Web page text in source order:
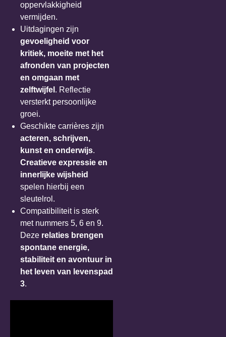
oppervlakkigheid
vermijden.
Uitdagingen zijn
gevoeligheid voor
kritiek, moeite met het
afronden van projecten
en omgaan met
zelftwijfel . Reflectie
versterkt persoonlijke
groei.
Geschikte carrières zijn
acteren, schrijven,
kunst en onderwijs.
Creatieve expressie en
innerlijke wijsheid
spelen hierbij een
sleutelrol.
Compatibiliteit is sterk
met nummers 5, 6 en 9.
Deze relaties brengen
spontane energie,
stabiliteit en avontuur in
het leven van levenspad
3.